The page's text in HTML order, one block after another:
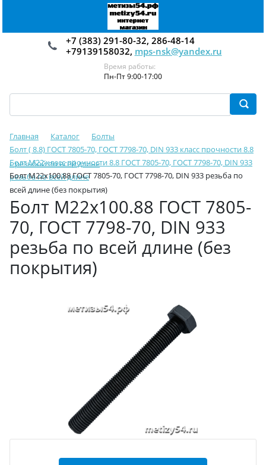
+7 (383) 291-80-32, 286-48-14
+79139158032, mps-nsk@yandex.ru
Время работы:
Пн-Пт 9:00-17:00
Главная Каталог
Болты
Болт ( 8.8) ГОСТ 7805-70, ГОСТ 7798-70, DIN 933 класс прочности 8.8
с резьбой по всей длине
Болт М22 класс прочности 8.8 ГОСТ 7805-70, ГОСТ 7798-70, DIN 933
резьба по всей длине
Болт М22х100.88 ГОСТ 7805-70, ГОСТ 7798-70, DIN 933 резьба по
всей длине (без покрытия)
Болт М22х100.88 ГОСТ 7805-
70, ГОСТ 7798-70, DIN 933
резьба по всей длине (без
покрытия)